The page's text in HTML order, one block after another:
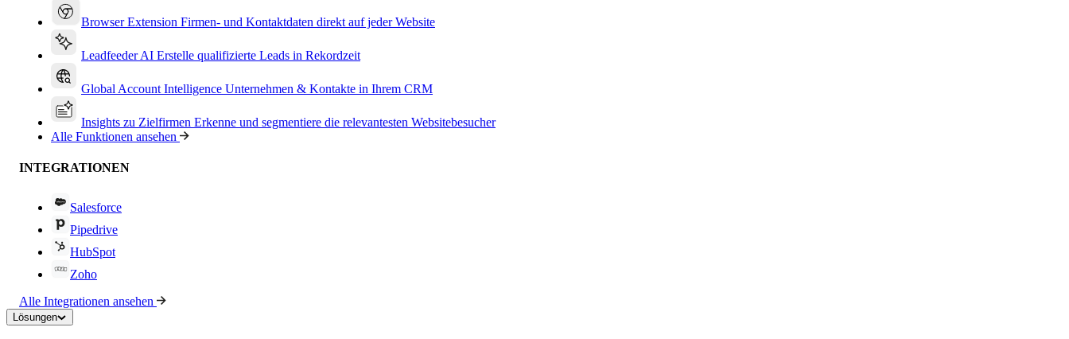
Browser Extension Firmen- und Kontaktdaten direkt auf jeder Website
Leadfeeder AI Erstelle qualifizierte Leads in Rekordzeit
Global Account Intelligence Unternehmen & Kontakte in Ihrem CRM
Insights zu Zielfirmen Erkenne und segmentiere die relevantesten Websitebesucher
Alle Funktionen ansehen
INTEGRATIONEN
Salesforce
Pipedrive
HubSpot
Zoho
Alle Integrationen ansehen
Lösungen